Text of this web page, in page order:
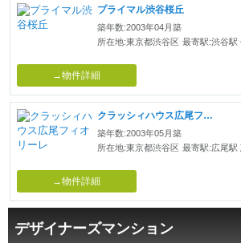
プライマル渋谷桜丘
築年数:2003年04月築
所在地:東京都渋谷区 最寄駅:渋谷駅
→物件詳細
クラッシィハウス広尾フィオリーレ
築年数:2003年05月築
所在地:東京都渋谷区 最寄駅:広尾駅
→物件詳細
デザイナーズマンション